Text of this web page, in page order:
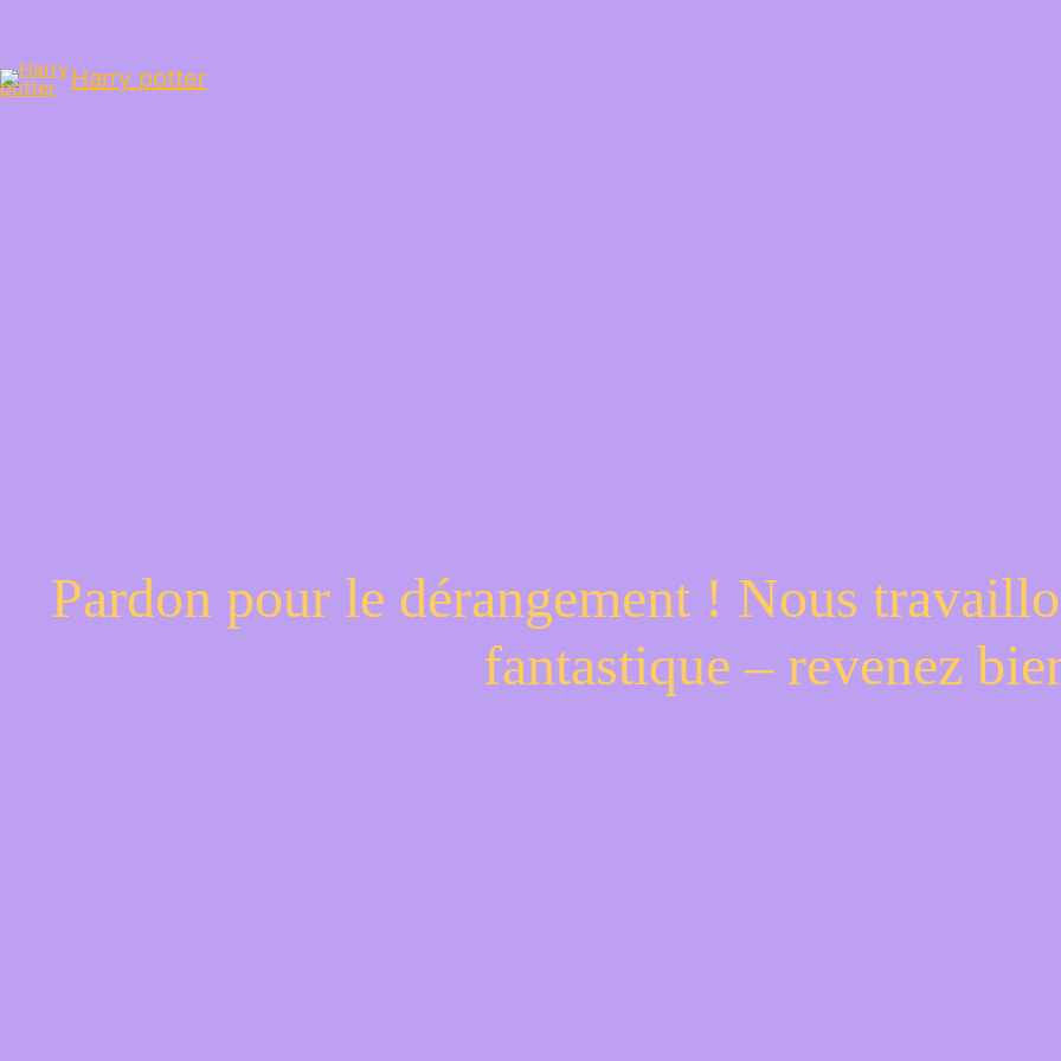
Harry potter
Pardon pour le dérangement ! Nous
fantastique – revenez